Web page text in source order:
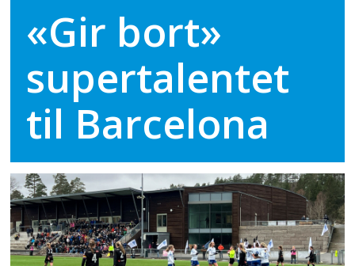
«Gir bort»
supertalentet
til Barcelona